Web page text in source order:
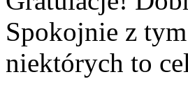
Spokojnie z
niektórych to